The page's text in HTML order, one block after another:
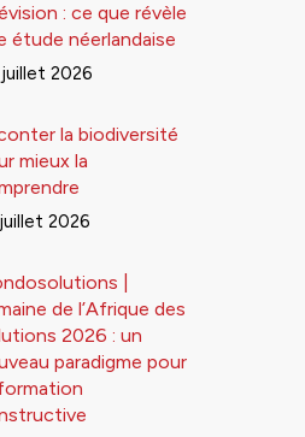
: ce que révèle
étude néerlandaise
2026
la biodiversité
mieux la
2026
|
de l’Afrique des
2026 : un
paradigme pour